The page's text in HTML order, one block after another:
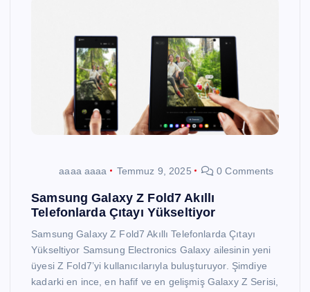
aaaa aaaa Temmuz 9, 2025 0 Comments
Samsung Galaxy Z Fold7 Akıllı
Telefonlarda Çıtayı Yükseltiyor
Samsung Galaxy Z Fold7 Akıllı Telefonlarda Çıtayı
Yükseltiyor Samsung Electronics Galaxy ailesinin yeni
üyesi Z Fold7’yi kullanıcılarıyla buluşturuyor. Şimdiye
kadarki en ince, en hafif ve en gelişmiş Galaxy Z Serisi,